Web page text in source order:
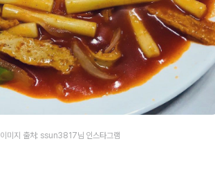
이미지 출처: ssun3817님 인스타그램